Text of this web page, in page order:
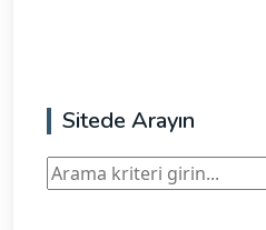
Sitede Arayın
Ara